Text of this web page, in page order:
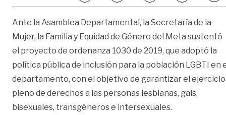
Ante la Asamblea Departamental, la Secretaría de la
Mujer, la Familia y Equidad de Género del Meta sustentó
el proyecto de ordenanza 1030 de 2019, que adoptó la
política pública de inclusión para la población LGBTI en
departamento, con el objetivo de garantizar el ejercicio
pleno de derechos a las personas lesbianas, gais,
bisexuales, transgéneros e intersexuales.